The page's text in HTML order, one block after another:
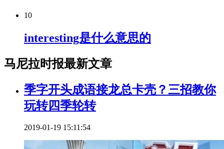
10
interesting是什么意思的
马尼拉时报最新文章
季字开头成语接龙总卡壳？三招教你
玩转四季轮转
2019-01-19 15:11:54